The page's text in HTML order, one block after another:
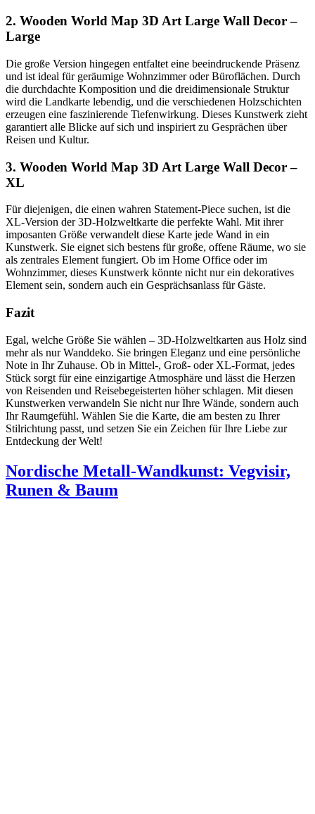
2. Wooden World Map 3D Art Large Wall Decor –
Large
Die große Version hingegen entfaltet eine beeindruckende Präsenz
und ist ideal für geräumige Wohnzimmer oder Büroflächen. Durch
die durchdachte Komposition und die dreidimensionale Struktur
wird die Landkarte lebendig, und die verschiedenen Holzschichten
erzeugen eine faszinierende Tiefenwirkung. Dieses Kunstwerk zieht
garantiert alle Blicke auf sich und inspiriert zu Gesprächen über
Reisen und Kultur.
3. Wooden World Map 3D Art Large Wall Decor –
XL
Für diejenigen, die einen wahren Statement-Piece suchen, ist die
XL-Version der 3D-Holzweltkarte die perfekte Wahl. Mit ihrer
imposanten Größe verwandelt diese Karte jede Wand in ein
Kunstwerk. Sie eignet sich bestens für große, offene Räume, wo sie
als zentrales Element fungiert. Ob im Home Office oder im
Wohnzimmer, dieses Kunstwerk könnte nicht nur ein dekoratives
Element sein, sondern auch ein Gesprächsanlass für Gäste.
Fazit
Egal, welche Größe Sie wählen – 3D-Holzweltkarten aus Holz sind
mehr als nur Wanddeko. Sie bringen Eleganz und eine persönliche
Note in Ihr Zuhause. Ob in Mittel-, Groß- oder XL-Format, jedes
Stück sorgt für eine einzigartige Atmosphäre und lässt die Herzen
von Reisenden und Reisebegeisterten höher schlagen. Mit diesen
Kunstwerken verwandeln Sie nicht nur Ihre Wände, sondern auch
Ihr Raumgefühl. Wählen Sie die Karte, die am besten zu Ihrer
Stilrichtung passt, und setzen Sie ein Zeichen für Ihre Liebe zur
Entdeckung der Welt!
Nordische Metall-Wandkunst: Vegvisir,
Runen & Baum